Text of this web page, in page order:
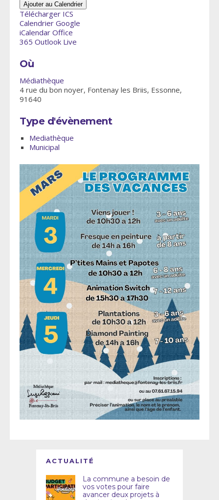
Ajouter au Calendrier
Télécharger ICS
Calendrier Google
iCalendar Office
365 Outlook Live
Où
Médiathèque
4 rue du bon noyer, Fontenay les Briis, Essonne,
91640
Type d'évènement
Mediathèque
Municipal
ACTUALITÉ
La commune a besoin de
vos votes pour faire
avancer deux projets à